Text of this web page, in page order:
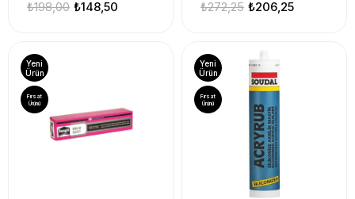
₺148,50
₺198,00 ₺206,25
₺272,25
Yeni
Ürün
Fırsat
Ürünü
Yeni
Ürün
Fırsat
Ürünü